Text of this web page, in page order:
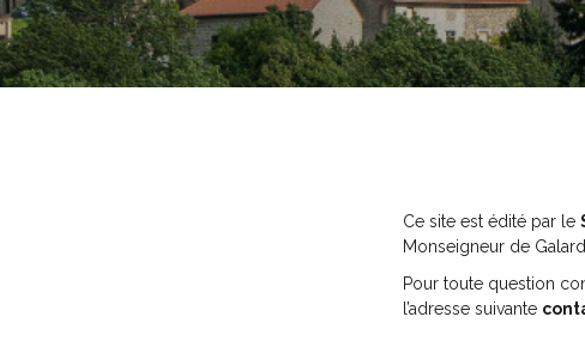
Ce site est édité par le
Monseigneur de
Pour toute question
l’adresse suivante